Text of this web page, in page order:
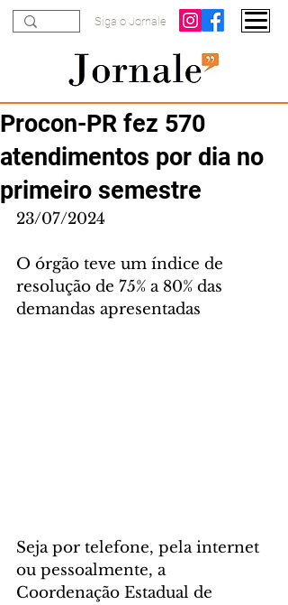
Siga o Jornale
Procon-PR fez 570
atendimentos por dia no
primeiro semestre
23/07/2024
O órgão teve um índice de
resolução de 75% a 80% das
demandas apresentadas
Seja por telefone, pela internet
ou pessoalmente, a
Coordenação Estadual de